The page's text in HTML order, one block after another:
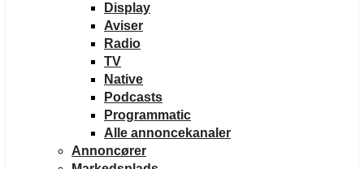
Display
Aviser
Radio
TV
Native
Podcasts
Programmatic
Alle annoncekanaler
Annoncører